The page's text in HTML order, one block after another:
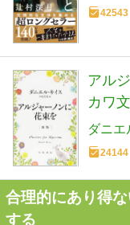
42543
アル
カワ
ダニエ
24144
合理的にあり得
する